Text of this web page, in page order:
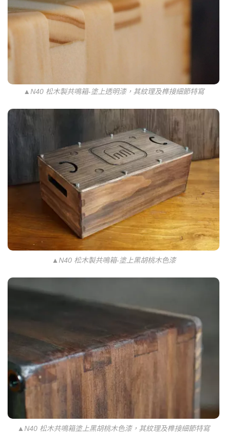
▲N40 松木製共鳴箱-塗上透明漆，其紋理及榫接細節特寫
▲N40 松木製共鳴箱-塗上黑胡桃木色漆
▲N40 松木共鳴箱塗上黑胡桃木色漆，其紋理及榫接細節特寫